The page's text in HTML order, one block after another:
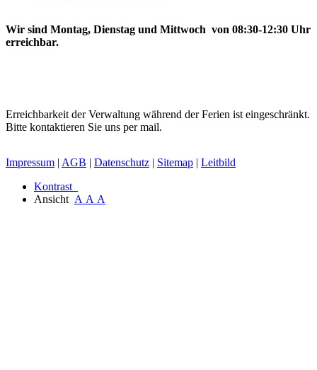
Wir sind Montag, Dienstag und Mittwoch von 08:30-12:30 Uhr
erreichbar.
Erreichbarkeit der Verwaltung während der Ferien ist eingeschränkt.
Bitte kontaktieren Sie uns per mail.
Impressum | AGB | Datenschutz | Sitemap | Leitbild
Kontrast
Ansicht A A A